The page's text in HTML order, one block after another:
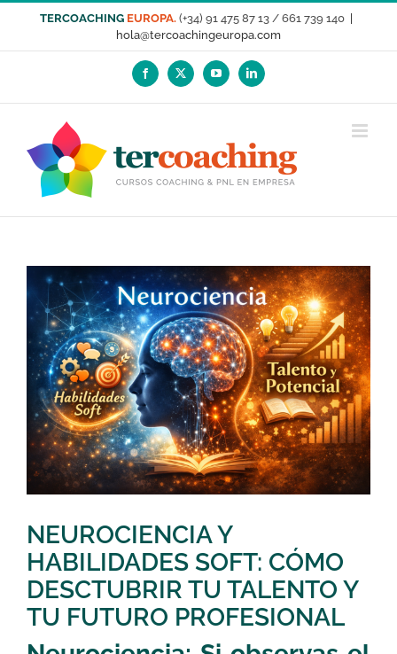
contenido
TERCOACHINGEUROPA.(+34) 91 475 87 13 / 661 739 140
hola@tercoachingeuropa.com
Facebook
X YouTubeLinkedIn
Ver
imagen
más
grande
NEUROCIENCIA Y
HABILIDADES SOFT: CÓMO
DESCTUBRIR TU TALENTO Y
TU FUTURO PROFESIONAL